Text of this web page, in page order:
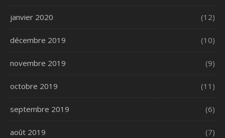
janvier 2020 (12)
décembre 2019 (10)
novembre 2019 (9)
octobre 2019 (11)
septembre 2019 (6)
août 2019 (7)